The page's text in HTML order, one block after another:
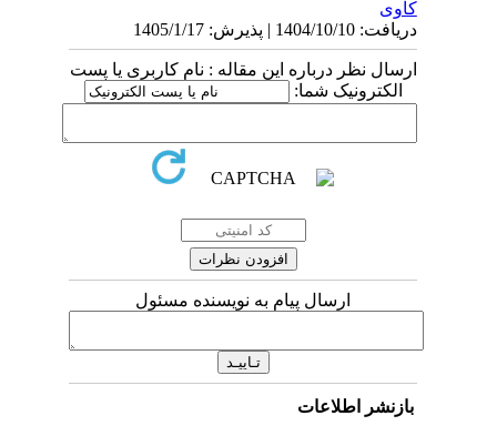
کاوی
دریافت: 1404/10/10 | پذیرش: 1405/1/17
ارسال نظر درباره این مقاله : نام کاربری یا پست
الکترونیک شما:
ارسال پیام به نویسنده مسئول
بازنشر اطلاعات